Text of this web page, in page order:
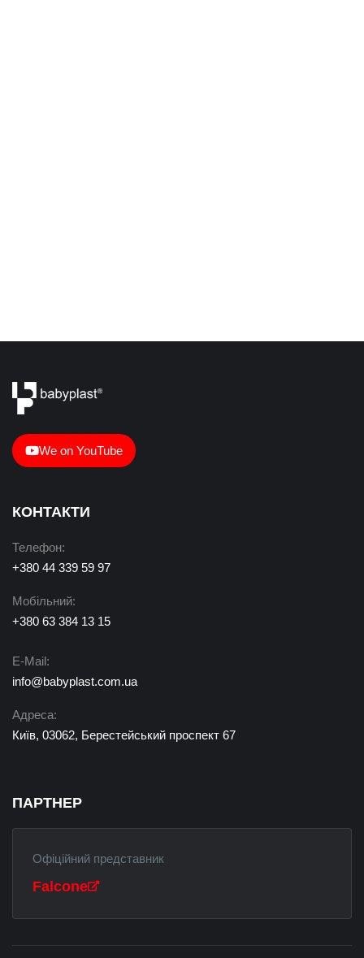
We on YouTube
КОНТАКТИ
Телефон:
+380 44 339 59 97
Мобільний:
+380 63 384 13 15
E-Mail:
info@babyplast.com.ua
Адреса:
Київ, 03062, Берестейський проспект 67
ПАРТНЕР
Офіційний представник
Falcone